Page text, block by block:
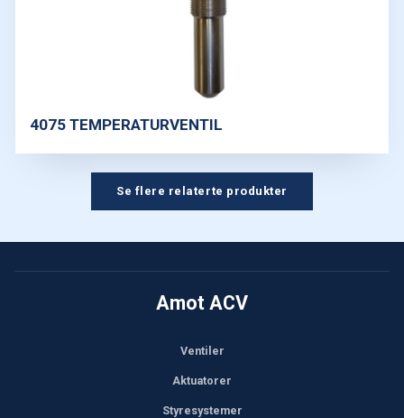
4075 TEMPERATURVENTIL
Se flere relaterte produkter
Amot ACV
Ventiler
Aktuatorer
Styresystemer